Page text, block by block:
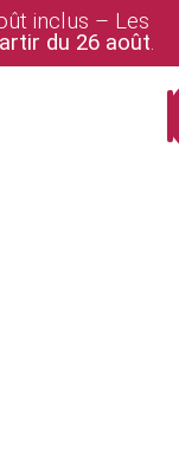
inclus – Les
du 26 août.